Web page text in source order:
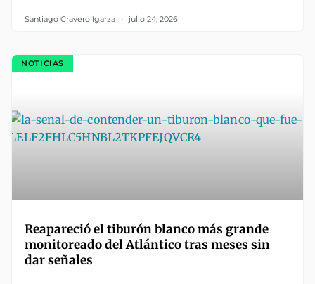
Santiago Cravero Igarza julio 24, 2026
NOTICIAS
Reapareció el tiburón blanco más grande
monitoreado del Atlántico tras meses sin
dar señales